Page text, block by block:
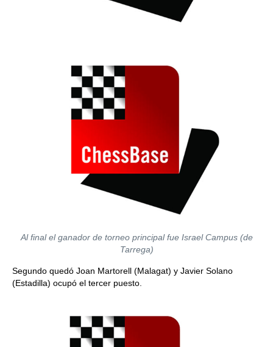
Al final el ganador de torneo principal fue Israel Campus (de
Tarrega)
Segundo quedó Joan Martorell (Malagat) y Javier Solano
(Estadilla) ocupó el tercer puesto.